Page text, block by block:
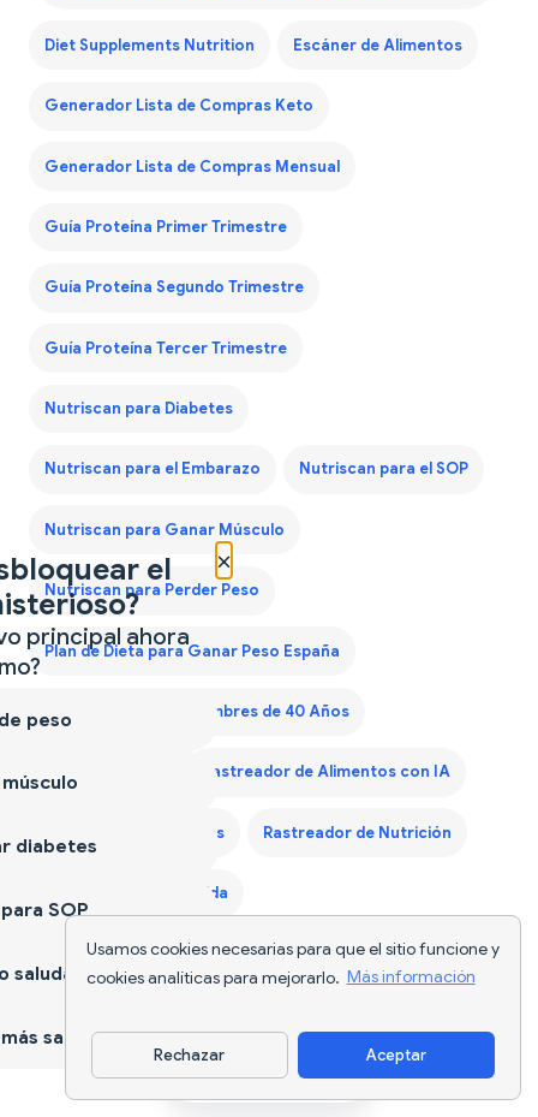
Usamos cookies necesarias para que el sitio funcione y
cookies analíticas para mejorarlo. Más información
Rechazar Aceptar
Diet Supplements Nutrition Escáner de Alimentos
Generador Lista de Compras Keto
Generador Lista de Compras Mensual
Guía Proteína Primer Trimestre
Guía Proteína Segundo Trimestre
Guía Proteína Tercer Trimestre
Nutriscan para Diabetes
Nutriscan para el Embarazo Nutriscan para el SOP
Nutriscan para Ganar Músculo
Nutriscan para Perder Peso
Plan de Dieta para Ganar Peso España
Plan de Dieta para Hombres de 40 Años
Plan Dieta Keto Rastreador de Alimentos con IA
Rastreador de Calorías Rastreador de Nutrición
Seguimiento de Comida
Descargar app
×
el
principal ahora
peso
diabetes
SOP
saludable
sano